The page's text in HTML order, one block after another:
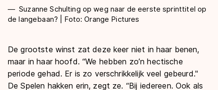
Suzanne Schulting op weg naar de eerste sprinttitel op
de langebaan? | Foto: Orange Pictures
De grootste winst zat deze keer niet in haar benen,
maar in haar hoofd. “We hebben zo’n hectische
periode gehad. Er is zo verschrikkelijk veel gebeurd."
De Spelen hakken erin, zegt ze. “Bij iedereen. Ook als